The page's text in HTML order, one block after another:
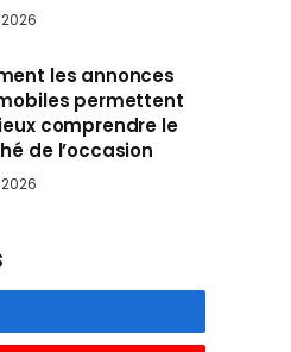
les annonces
permettent
comprendre le
de l’occasion